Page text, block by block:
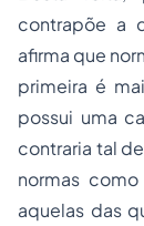
contrapõe a
afirma que
primeira é
possui uma
contraria tal
normas
aquelas das